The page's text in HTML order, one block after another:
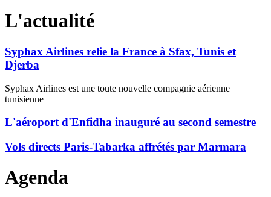
L'actualité
Syphax Airlines relie la France à Sfax, Tunis et
Djerba
Syphax Airlines est une toute nouvelle compagnie aérienne
tunisienne
L'aéroport d'Enfidha inauguré au second semestre
Vols directs Paris-Tabarka affrétés par Marmara
Agenda